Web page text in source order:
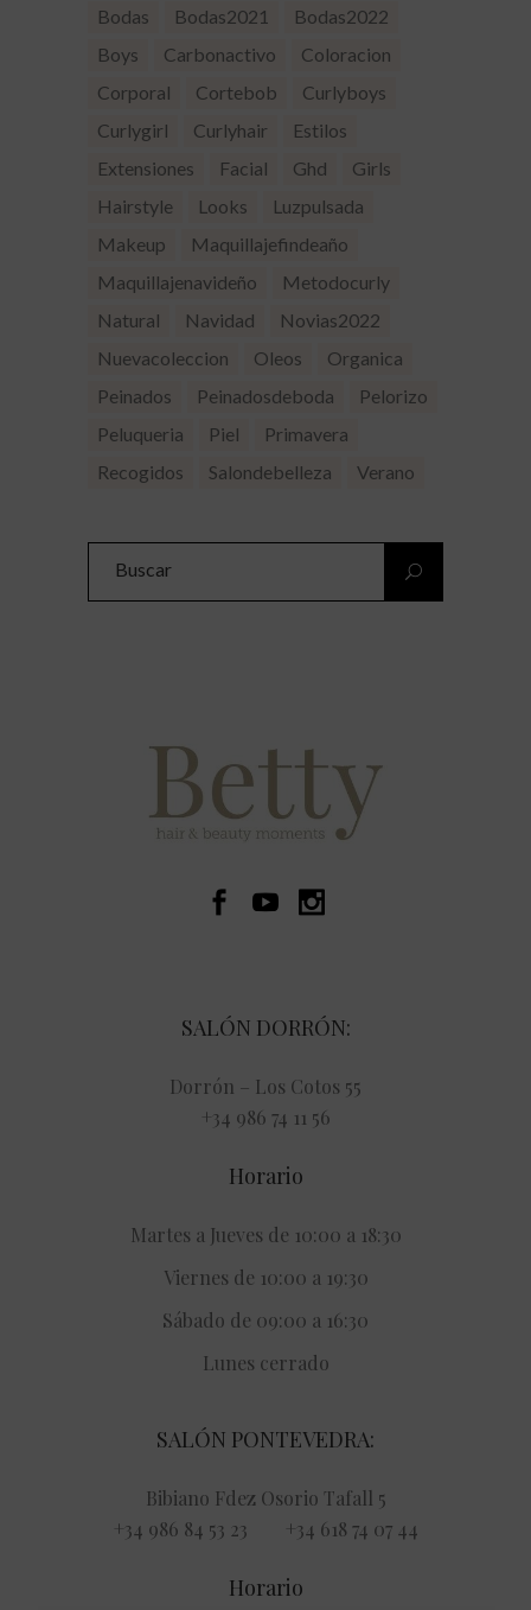
Bodas
Bodas2021
Bodas2022
Boys
Carbonactivo
Coloracion
Corporal
Cortebob
Curlyboys
Curlygirl
Curlyhair
Estilos
Extensiones
Facial Ghd
Girls
Hairstyle
Looks
Luzpulsada
Makeup
Maquillajefindeaño
Maquillajenavideño
Metodocurly
Natural
Navidad
Novias2022
Nuevacoleccion
Oleos
Organica
Peinados
Peinadosdeboda
Pelorizo
Peluqueria
Piel
Primavera
Recogidos
Salondebelleza Verano
SALÓN DORRÓN:
Dorrón – Los Cotos 55
+34 986 74 11 56
Horario
Martes a Jueves de 10:00 a 18:30
Viernes de 10:00 a 19:30
Sábado de 09:00 a 16:30
Lunes cerrado
SALÓN PONTEVEDRA:
Bibiano Fdez Osorio Tafall 5
+34 986 84 53 23 +34 618 74 07 44
Horario